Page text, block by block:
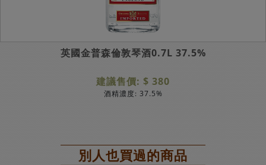
英國金普森倫敦琴酒0.7L 37.5%
建議售價: $ 380
酒精濃度: 37.5%
別人也買過的商品